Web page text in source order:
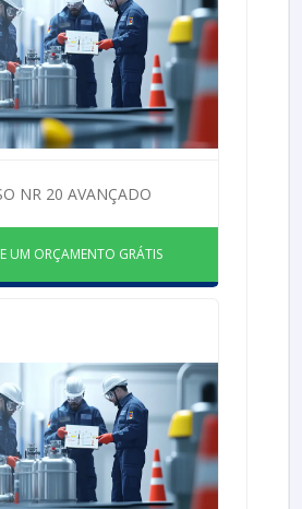
NR 20 AVANÇADO
UM ORÇAMENTO GRÁTIS